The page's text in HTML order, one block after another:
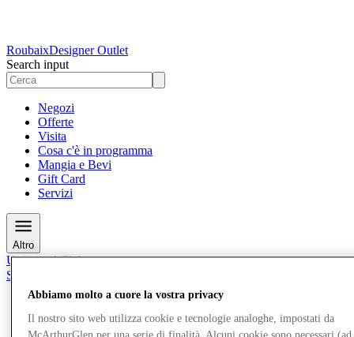
RoubaixDesigner Outlet
Search input
Negozi
Offerte
Visita
Cosa c'è in programma
Mangia e Bevi
Gift Card
Servizi
Altro
Unisciti al Club
Salvata
Negozi
Offerte
Abbiamo molto a cuore la vostra privacy
Il nostro sito web utilizza cookie e tecnologie analoghe, impostati da